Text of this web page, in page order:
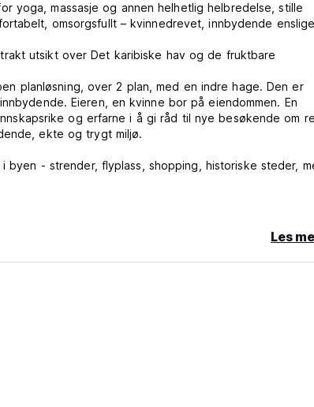
massasje og annen helhetlig helbredelse, stille
omsorgsfullt – kvinnedrevet, innbydende
utsikt over Det karibiske hav og de fruktbare
planløsning, over 2 plan, med en indre hage. Den er
Eieren, en kvinne bor på eiendommen. En
og erfarne i å gi råd til nye besøkende om
ekte og trygt miljø.
- strender, flyplass, shopping, historiske steder,
i seg selv.
Les